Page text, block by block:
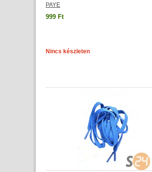
PAYE
999 Ft
Nincs készleten